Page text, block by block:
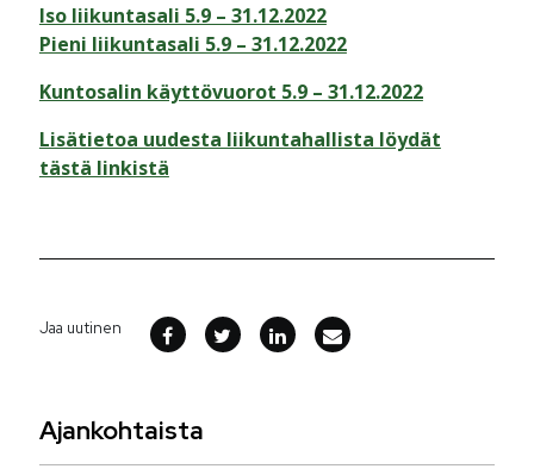
Iso liikuntasali 5.9 – 31.12.2022
Pieni liikuntasali 5.9 – 31.12.2022
Kuntosalin käyttövuorot 5.9 – 31.12.2022
Lisätietoa uudesta liikuntahallista löydät
tästä linkistä
Jaa uutinen
Ajankohtaista